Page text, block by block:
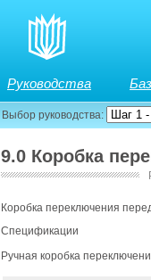
Руководства
Выбор руководства:
9.0 Коробка
Коробка переключения
Спецификации
Ручная коробка